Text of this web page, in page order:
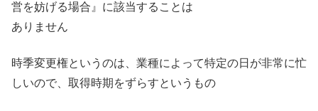
営を妨げる場合』に該当することは
ありません
時季変更権というのは、業種によって特定の日が非常に忙
しいので、取得時期をずらすというもの